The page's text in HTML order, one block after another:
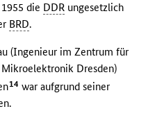
die DDR ungesetzlich
BRD.
(Ingenieur im Zentrum für
Dresden)
14 war aufgrund seiner